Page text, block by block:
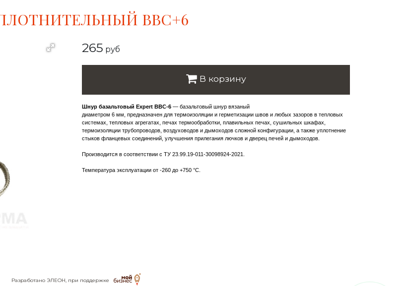
BBC+6
265 руб
В корзину
Шнур базальтовый Expert BBC-6 — базальтовый шнур вязаный
диаметром 6 мм, предназначен для термоизоляции и герметизации швов и любых зазоров в тепловых
системах, тепловых агрегатах, печах термообработки, плавильных печах, сушильных шкафах,
термоизоляции трубопроводов, воздуховодов и дымоходов сложной конфигурации, а также уплотнение
стыков фланцевых соединений, улучшения прилегания лючков и дверец печей и дымоходов.
Производится в соответствии с ТУ 23.99.19-011-30098924-2021.
Температура эксплуатации от -260 до +750 °С.
Разработано ЭЛЕОН, при поддержке